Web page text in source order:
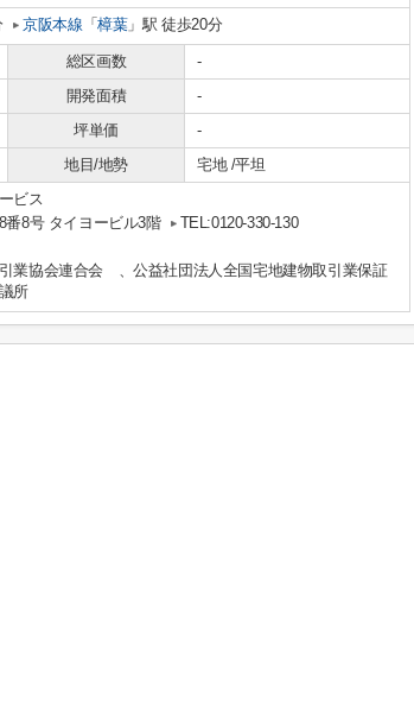
京阪本線 「樟葉」駅 徒歩20分
総区画数
-
開発面積
-
坪単価
-
地目/地勢 宅地 /平坦
ビス
番8号 タイヨービル3階
TEL:0120-330-130
業協会連合会 、公益社団法人全国宅地建物取引業保証
所